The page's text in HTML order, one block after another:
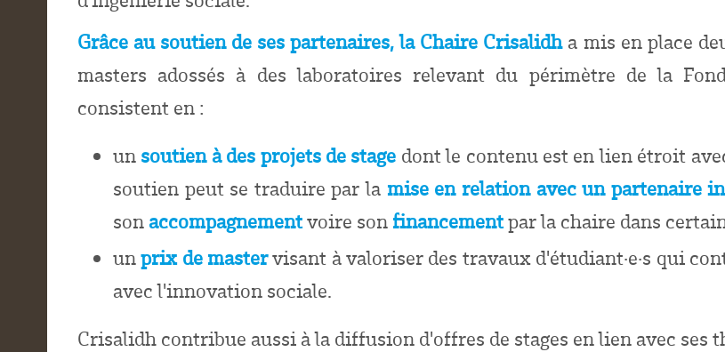
Grâce au soutien de ses partenaires, la Chaire Crisalidh a mis en place
masters adossés à des laboratoires relevant du périmètre de la
consistent en :
un soutien à des projets de stage dont le contenu est en lien étroit
soutien peut se traduire par la mise en relation avec un partenaire
sonaccompagnementvoire son financementpar la chaire dans
unprix de mastervisant à valoriser des travaux d'étudiant·e·s qui
avec l'innovation sociale.
Crisalidh contribue aussi à la diffusion d'offres de stages en lien avec ses